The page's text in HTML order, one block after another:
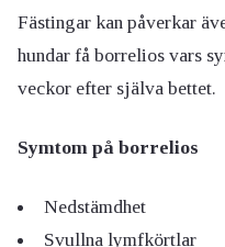
Fästingar kan påverkar
hundar få borrelios vars
veckor efter själva bettet.
Symtom på borrelios
Nedstämdhet
Svullna lymfkörtlar